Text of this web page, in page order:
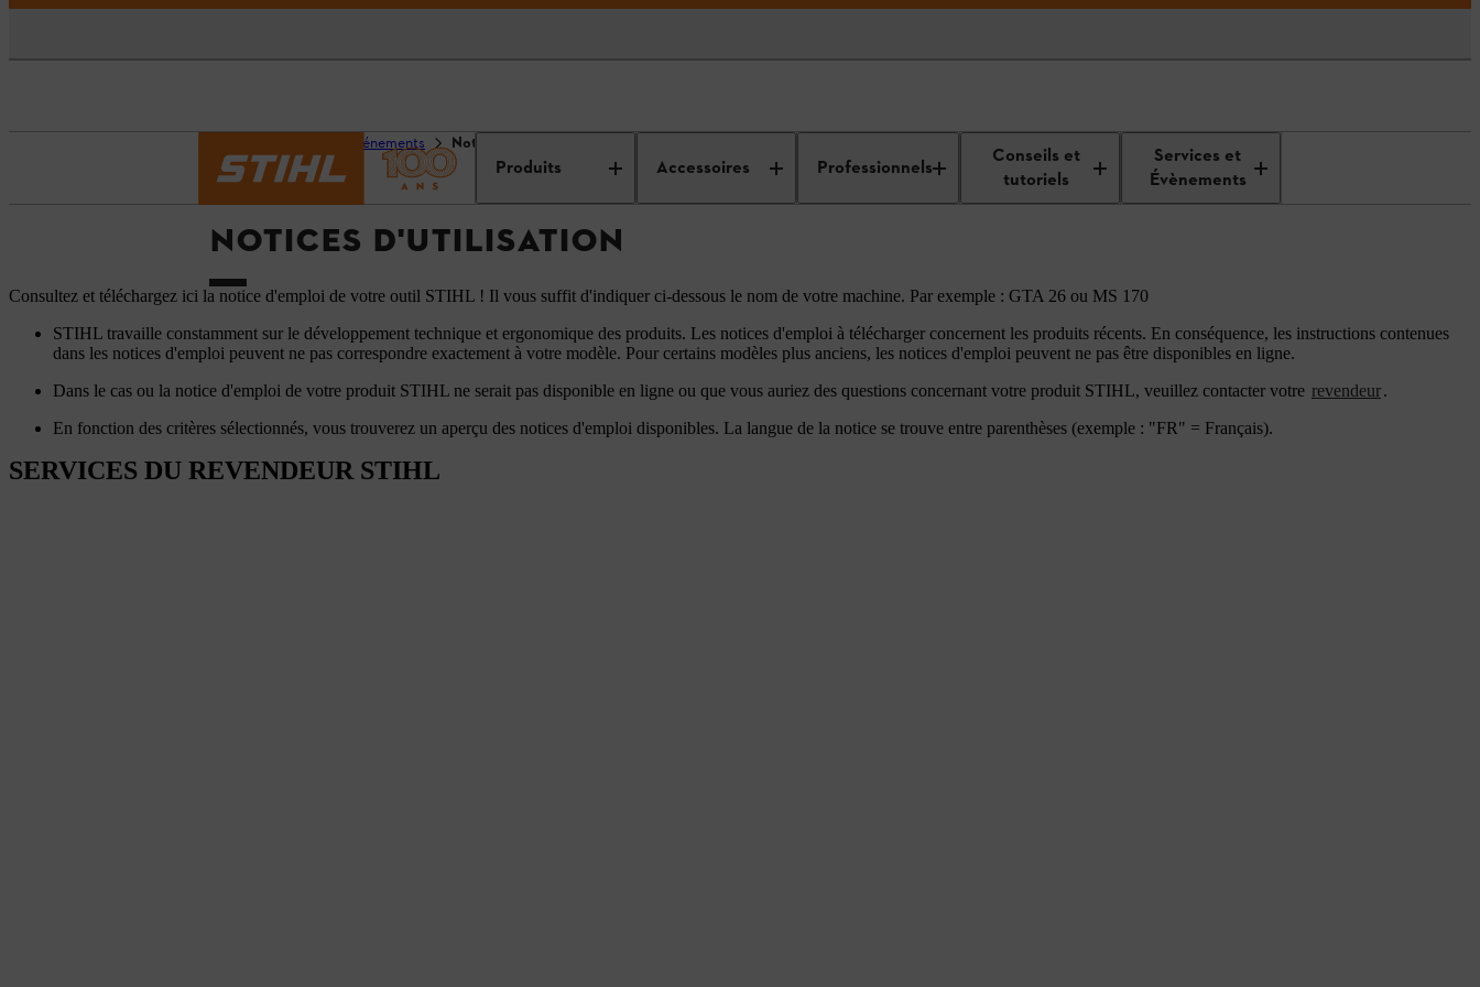
Produits Accessoires Professionnels
Conseils et
tutoriels
Services et
Évènements
Services et événements Notices d'utilisation
NOTICES D'UTILISATION
Consultez et téléchargez ici la notice d'emploi de votre outil STIHL ! Il vous suffit d'indiquer ci-dessous le nom de votre machine. Par exemple : GTA 26 ou MS 170
STIHL travaille constamment sur le développement technique et ergonomique des produits. Les notices d'emploi à télécharger concernent les produits récents. En conséquence, les instructions contenues
dans les notices d'emploi peuvent ne pas correspondre exactement à votre modèle. Pour certains modèles plus anciens, les notices d'emploi peuvent ne pas être disponibles en ligne.
Dans le cas ou la notice d'emploi de votre produit STIHL ne serait pas disponible en ligne ou que vous auriez des questions concernant votre produit STIHL, veuillez contacter votre revendeur.
En fonction des critères sélectionnés, vous trouverez un aperçu des notices d'emploi disponibles. La langue de la notice se trouve entre parenthèses (exemple : "FR" = Français).
SERVICES DU REVENDEUR STIHL